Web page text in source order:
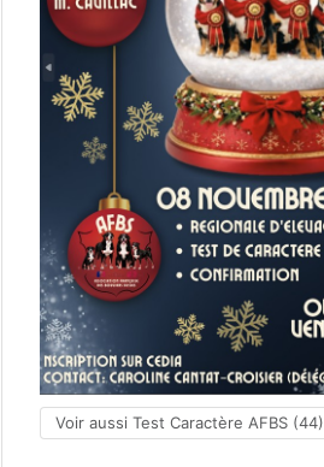
Voir aussi Test Caractère AFBS (44)